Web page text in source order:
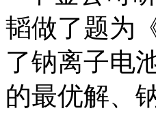
韬做了题为
了钠离子电
的最优解、